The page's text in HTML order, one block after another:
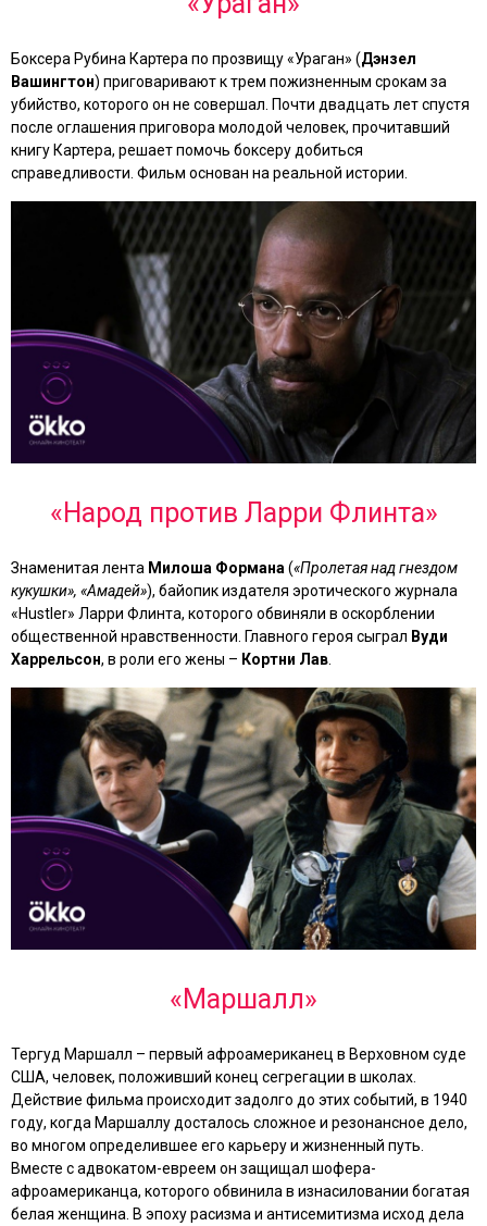
Боксера Рубина Картера по прозвищу «Ураган» (Дэнзел
Вашингтон) приговаривают к трем пожизненным срокам за
убийство, которого он не совершал. Почти двадцать лет спустя
после оглашения приговора молодой человек, прочитавший
книгу Картера, решает помочь боксеру добиться
справедливости. Фильм основан на реальной истории.
«Народ против Ларри Флинта»
Знаменитая лента Милоша Формана («Пролетая над гнездом
кукушки», «Амадей»), байопик издателя эротического журнала
«Hustler» Ларри Флинта, которого обвиняли в оскорблении
общественной нравственности. Главного героя сыграл Вуди
Харрельсон, в роли его жены – Кортни Лав
«Маршалл»
Тергуд Маршалл – первый афроамериканец в Верховном суде
США, человек, положивший конец сегрегации в школах.
Действие фильма происходит задолго до этих событий, в 1940
году, когда Маршаллу досталось сложное и резонансное дело,
во многом определившее его карьеру и жизненный путь.
Вместе с адвокатом-евреем он защищал шофера-
афроамериканца, которого обвинила в изнасиловании богатая
белая женщина. В эпоху расизма и антисемитизма исход дела